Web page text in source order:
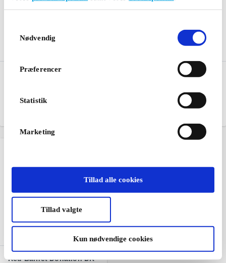
Nødvendig
Præferencer
Statistik
Marketing
Tillad alle cookies
Tillad valgte
Kun nødvendige cookies
NAME IT DK Gavekort
mode til børn
Panduro Hobby DK
Udvikler din kreativitet
Red Barnet Donation DK